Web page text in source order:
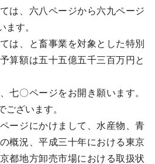
は、六八ページから六九ページ
ます。
は、と畜事業を対象とした特別
算額は五十五億五千三百万円と
七〇ページをお開き願います。
ございます。
ージにかけまして、水産物、青
概況、平成三十年における東京
都地方卸売市場における取扱状